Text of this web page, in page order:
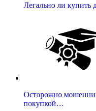
Легально ли
Осторожно
покупкой…